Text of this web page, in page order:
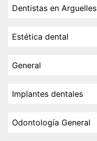
Dentistas en Arguelles
Estética dental
General
Implantes dentales
Odontología General